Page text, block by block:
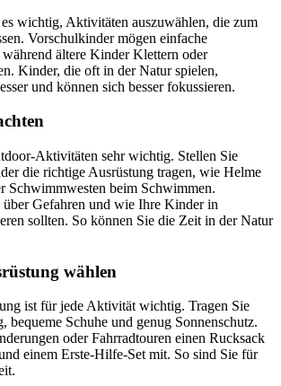
wichtig, Aktivitäten auszuwählen, die zum
Vorschulkinder mögen einfache
ältere Kinder Klettern oder
Kinder, die oft in der Natur spielen,
und können sich besser fokussieren.
Aktivitäten sehr wichtig. Stellen Sie
die richtige Ausrüstung tragen, wie Helme
Schwimmwesten beim Schwimmen.
Gefahren und wie Ihre Kinder in
sollten. So können Sie die Zeit in der Natur
wählen
ist für jede Aktivität wichtig. Tragen Sie
bequeme Schuhe und genug Sonnenschutz.
oder Fahrradtouren einen Rucksack
einem Erste-Hilfe-Set mit. So sind Sie für